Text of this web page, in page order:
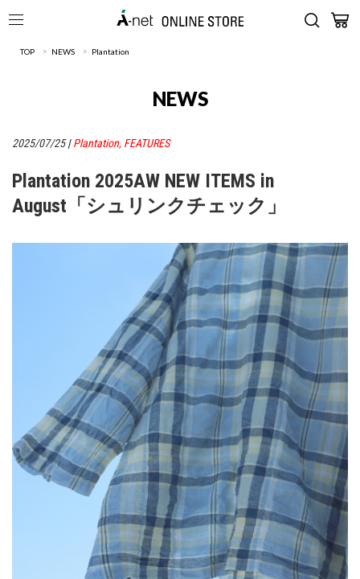
TOP > NEWS > Plantation
NEWS
2025/07/25|Plantation, FEATURES
Plantation 2025AW NEW ITEMS in
August「シュリンクチェック」